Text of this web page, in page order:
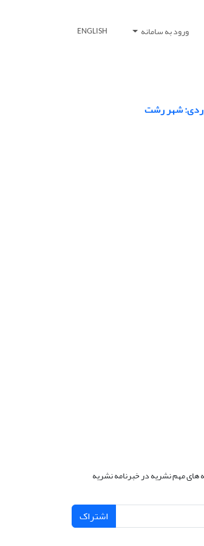
ورود به سامانه ENGLISH
شهر رشت
های مهم نشریه در خبرنامه نشریه
اشتراک